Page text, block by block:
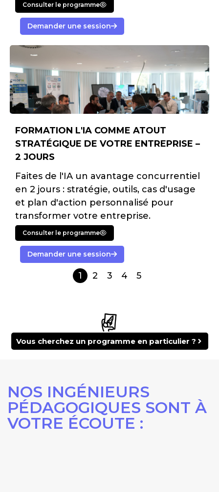
Consulter le programme
Demander une session
FORMATION L'IA COMME ATOUT
STRATÉGIQUE DE VOTRE ENTREPRISE –
2 JOURS
Faites de l'IA un avantage concurrentiel
en 2 jours : stratégie, outils, cas d'usage
et plan d'action personnalisé pour
transformer votre entreprise.
Consulter le programme
Demander une session
1 2 3 4 5
Vous cherchez un programme en particulier ?
NOS INGÉNIEURS
PÉDAGOGIQUES SONT À
VOTRE ÉCOUTE :